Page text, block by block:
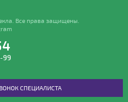
Все права защищены.
99
СПЕЦИАЛИСТА